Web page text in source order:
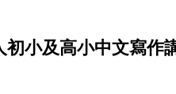
初小及高小中文寫作